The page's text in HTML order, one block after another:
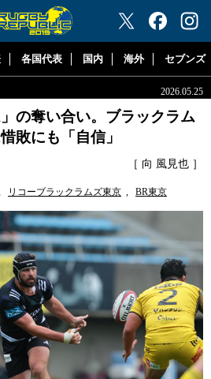
"ラグビーリパブリック"
各国代表 国内 海外 セブンズ
2026.05.25
の奪い合い。ブラックラム
敗にも「自信」
［ 向 風見也 ］
リコーブラックラムズ東京 , BR東京